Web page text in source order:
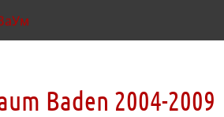
Baden 2004-2009